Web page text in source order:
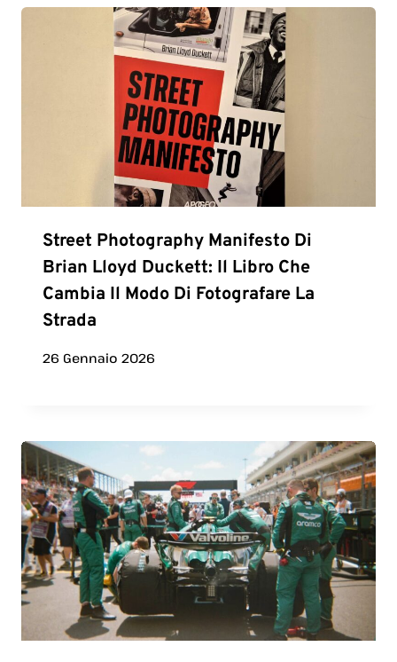
Street Photography Manifesto Di
Brian Lloyd Duckett: Il Libro Che
Cambia Il Modo Di Fotografare La
Strada
26 Gennaio 2026